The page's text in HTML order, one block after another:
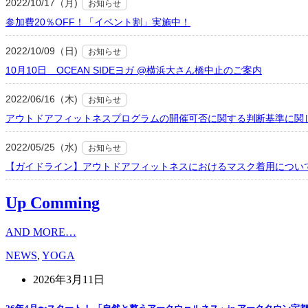
2022/10/17（月) お知らせ
参加費20％OFF！「イベント割」実施中！
2022/10/09（日) お知らせ
10月10日 OCEAN SIDEヨガ @横浜大さん橋中止のご案内
2022/06/16（木) お知らせ
アウトドアフィットネスプログラムの開催可否に関する判断基準に関
2022/05/25（水) お知らせ
【ガイドライン】アウトドアフィットネスにおけるマスク着用につい
Up Comming
AND MORE…
NEWS, YOGA
2026年3月11日